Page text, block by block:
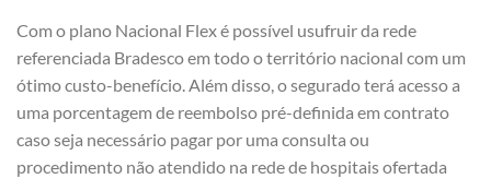
Com o plano Nacional Flex é possível usufruir da rede
referenciada Bradesco em todo o território nacional com um
ótimo custo-benefício. Além disso, o segurado terá acesso a
uma porcentagem de reembolso pré-definida em contrato
caso seja necessário pagar por uma consulta ou
procedimento não atendido na rede de hospitais ofertada